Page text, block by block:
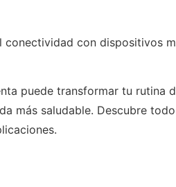
con dispositivos
puede transformar tu
más saludable. Descubre